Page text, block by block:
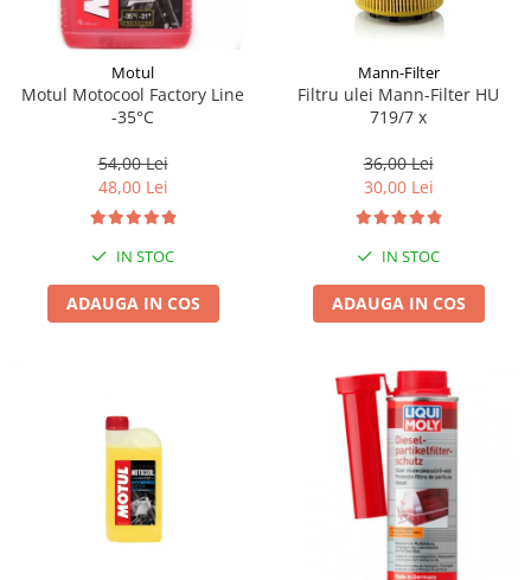
Motul
Motul Motocool Factory Line
-35°C
54,00 Lei
48,00 Lei
IN STOC
ADAUGA IN COS
Mann-Filter
Filtru ulei Mann-Filter HU
719/7 x
36,00 Lei
30,00 Lei
IN STOC
ADAUGA IN COS